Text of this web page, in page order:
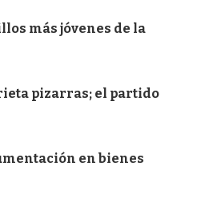
más jóvenes de la
pizarras; el partido
en bienes